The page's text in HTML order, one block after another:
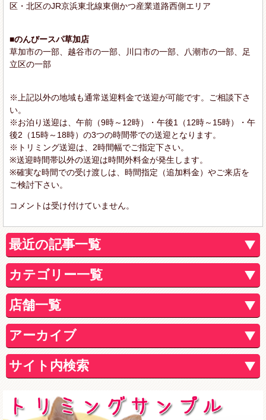
区・北区のJR京浜東北線東側かつ産業道路西側エリア
■のんびースパ草加店
草加市の一部、越谷市の一部、川口市の一部、八潮市の一部、足
立区の一部
※上記以外の地域も通常送迎料金で送迎が可能です。ご相談下さ
い。
※お泊り送迎は、午前（9時～12時）・午後1（12時～15時）・午
後2（15時～18時）の3つの時間帯での送迎となります。
※トリミング送迎は、2時間幅でご指定下さい。
※送迎時間帯以外の送迎は時間外料金が発生します。
※確実な時間での受け渡しは、時間指定（追加料金）やご来店を
ご検討下さい。
コメントは受け付けていません。
最近の記事一覧
カテゴリー一覧
店舗一覧
アーカイブ
サイト内検索